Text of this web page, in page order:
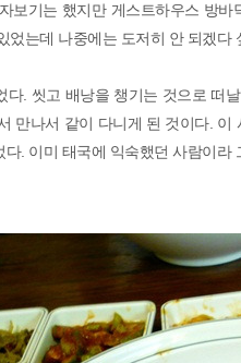
보기는 했지만 게스트하우스 방
었는데 나중에는 도저히 안 되겠다
다. 씻고 배낭을 챙기는 것으로 떠
만나서 같이 다니게 된 것이다.
. 이미 태국에 익숙했던 사람이